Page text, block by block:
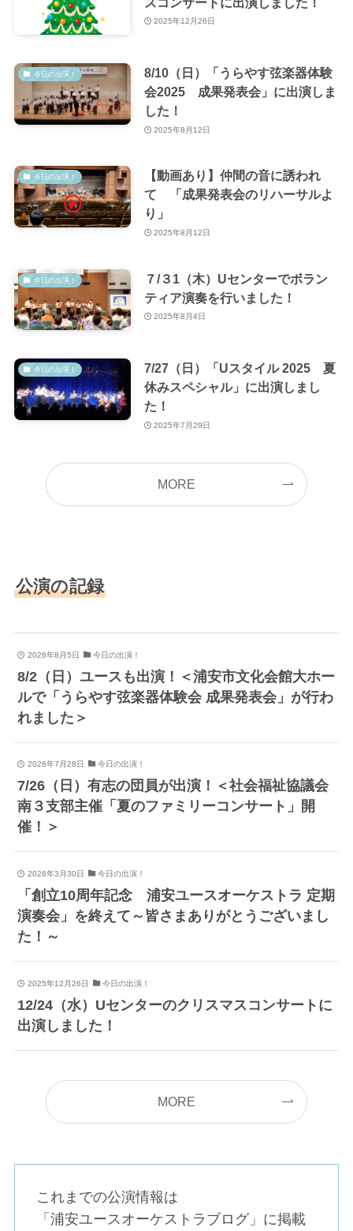
2025年12月26日
今日の出演！
8/10（日）「うらやす弦楽器体験
会2025 成果発表会」に出演しま
した！
2025年8月12日
今日の出演！
【動画あり】仲間の音に誘われ
て 「成果発表会のリハーサルよ
り」
2025年8月12日
今日の出演！
７/３1（木）Uセンターでボラン
ティア演奏を行いました！
2025年8月4日
今日の出演！
7/27（日）「Uスタイル 2025 夏
休みスペシャル」に出演しまし
た！
2025年7月29日
MORE
公演の記録
2026年8月5日 今日の出演！
8/2（日）ユースも出演！＜浦安市文化会館大ホー
ルで「うらやす弦楽器体験会 成果発表会」が行わ
れました＞
2026年7月28日 今日の出演！
7/26（日）有志の団員が出演！＜社会福祉協議会
南３支部主催「夏のファミリーコンサート」開
催！＞
2026年3月30日 今日の出演！
「創立10周年記念 浦安ユースオーケストラ 定期
演奏会」を終えて～皆さまありがとうございまし
た！～
2025年12月26日 今日の出演！
12/24（水）Uセンターのクリスマスコンサートに
出演しました！
MORE
これまでの公演情報は
「浦安ユースオーケストラブログ」に掲載